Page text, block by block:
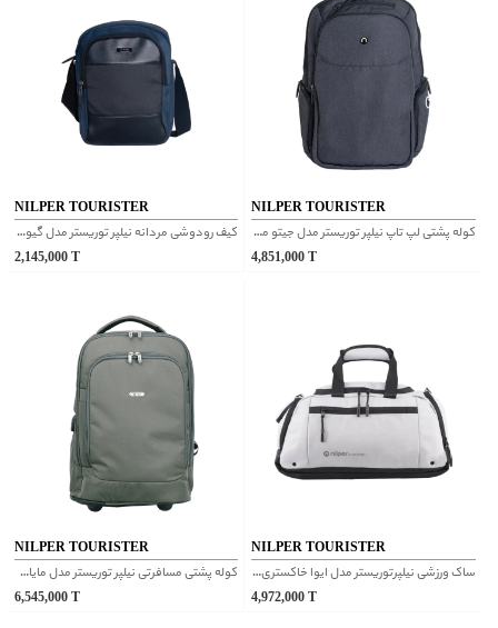
NILPER TOURISTER
کیف رودوشی مردانه نیلپر توریستر مدل گیوان سورمه ای
2,145,000T
NILPER TOURISTER
کوله پشتی لپ تاپ نیلپر توریستر مدل جیتو مشکی
4,851,000 T
NILPER TOURISTER
کوله پشتی مسافرتی نیلپر توریستر مدل مایان بدون چرخ و دسته ترولی سبز زیتونی یک دست
6,545,000T
NILPER TOURISTER
ساک ورزشی نیلپرتوریستر مدل ایوا خاکستری روشن
4,972,000 T